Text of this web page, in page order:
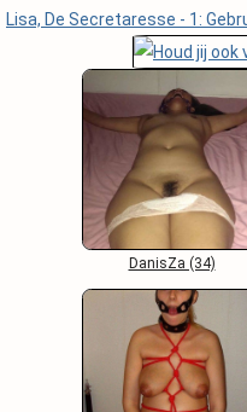
DanisZa (34)